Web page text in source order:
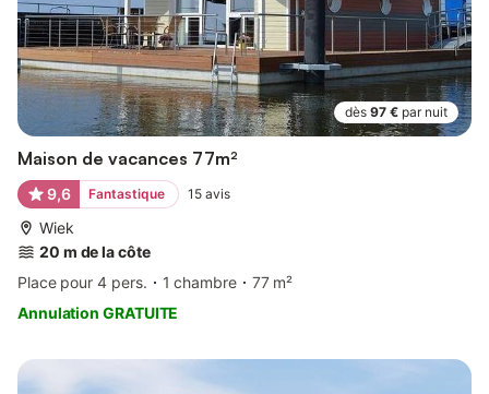
dès 97 € par nuit
Maison de vacances 77m²
9,6 Fantastique 15 avis
Wiek
20 m de la côte
Place pour 4 pers.
1 chambre
77 m²
Annulation GRATUITE